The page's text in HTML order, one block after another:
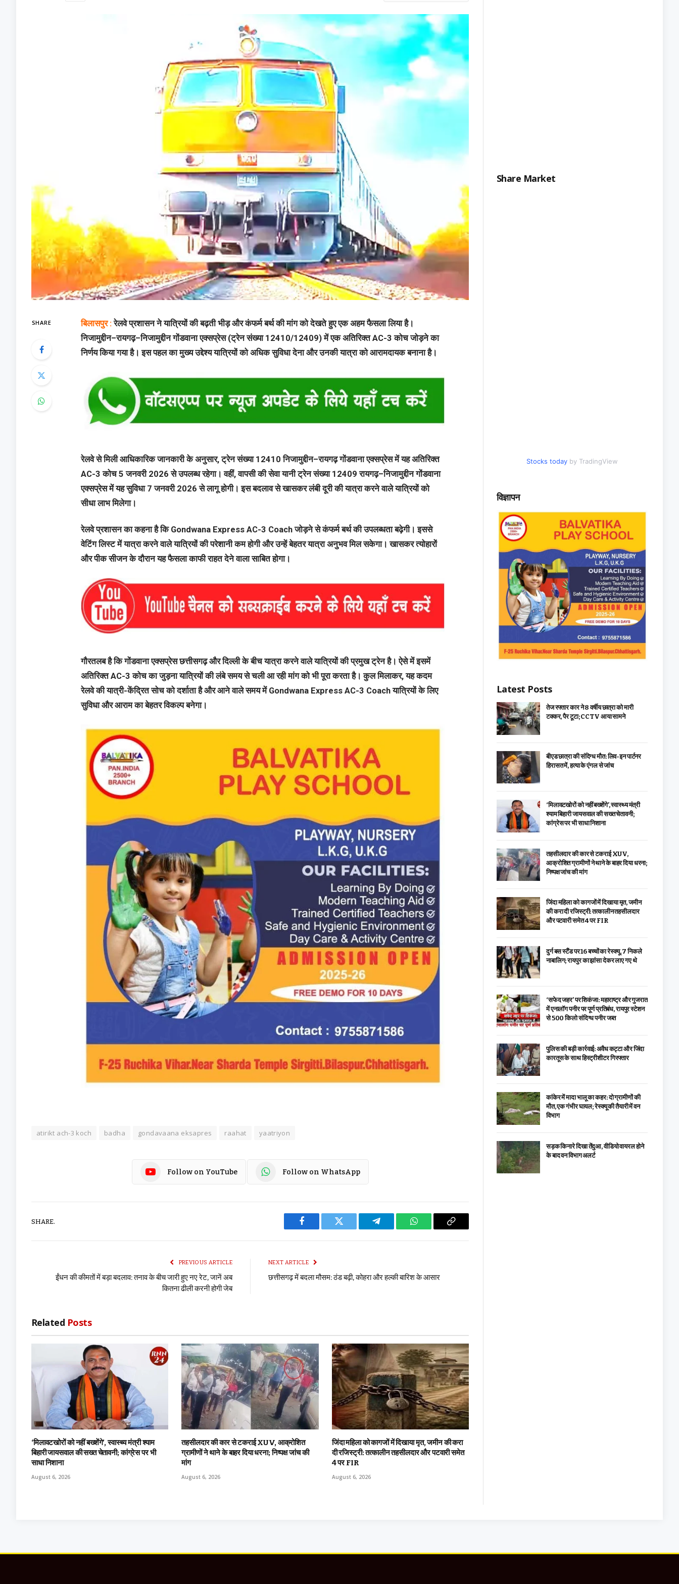
SHARE बिलासपुर :रेलवे प्रशासन ने यात्रियों की बढ़ती भीड़ और कंफर्म बर्थ की मांग को देखते हुए एक अहम फैसला लिया है।
निजामुद्दीन–रायगढ़–निजामुद्दीन गोंडवाना एक्सप्रेस (ट्रेन संख्या 12410/12409) में एक अतिरिक्त AC-3 कोच जोड़ने का
निर्णय किया गया है। इस पहल का मुख्य उद्देश्य यात्रियों को अधिक सुविधा देना और उनकी यात्रा को आरामदायक बनाना है।
रेलवे से मिली आधिकारिक जानकारी के अनुसार, ट्रेन संख्या 12410 निजामुद्दीन–रायगढ़ गोंडवाना एक्सप्रेस में यह अतिरिक्त
AC-3 कोच 5 जनवरी 2026 से उपलब्ध रहेगा। वहीं, वापसी की सेवा यानी ट्रेन संख्या 12409 रायगढ़–निजामुद्दीन गोंडवाना
एक्सप्रेस में यह सुविधा 7 जनवरी 2026 से लागू होगी। इस बदलाव से खासकर लंबी दूरी की यात्रा करने वाले यात्रियों को
सीधा लाभ मिलेगा।
रेलवे प्रशासन का कहना है कि Gondwana Express AC-3 Coach जोड़ने से कंफर्म बर्थ की उपलब्धता बढ़ेगी। इससे
वेटिंग लिस्ट में यात्रा करने वाले यात्रियों की परेशानी कम होगी और उन्हें बेहतर यात्रा अनुभव मिल सकेगा। खासकर त्योहारों
और पीक सीजन के दौरान यह फैसला काफी राहत देने वाला साबित होगा।
गौरतलब है कि गोंडवाना एक्सप्रेस छत्तीसगढ़ और दिल्ली के बीच यात्रा करने वाले यात्रियों की प्रमुख ट्रेन है। ऐसे में इसमें
अतिरिक्त AC-3 कोच का जुड़ना यात्रियों की लंबे समय से चली आ रही मांग को भी पूरा करता है। कुल मिलाकर, यह कदम
रेलवे की यात्री-केंद्रित सोच को दर्शाता है और आने वाले समय में Gondwana Express AC-3 Coach यात्रियों के लिए
सुविधा और आराम का बेहतर विकल्प बनेगा।
atirikt ach-3 koch badha gondavaana eksapres raahat yaatriyon
Follow on YouTube Follow on WhatsApp
SHARE.
Facebook Twitter Telegram WhatsAppCopy
PREVIOUS ARTICLE
ईंधन की कीमतों में बड़ा बदलाव: तनाव के बीच जारी हुए नए रेट, जानें अब
कितना ढीली करनी होगी जेब
NEXT ARTICLE
छत्तीसगढ़ में बदला मौसम: ठंड बढ़ी, कोहरा और हल्की बारिश के आसार
Related Posts
‘मिलावटखोरों को नहीं बख्शेंगे’, स्वास्थ्य मंत्री श्याम
बिहारी जायसवाल की सख्त चेतावनी; कांग्रेस पर भी
साधा निशाना
August 6, 2026
तहसीलदार की कार से टकराई XUV, आक्रोशित
ग्रामीणों ने थाने के बाहर दिया धरना; निष्पक्ष जांच की
मांग
August 6, 2026
जिंदा महिला को कागजों में दिखाया मृत, जमीन की करा
दी रजिस्ट्री: तत्कालीन तहसीलदार और पटवारी समेत
4 पर FIR
August 6, 2026
Share Market
Stocks today by TradingView
विज्ञापन
Latest Posts
तेज रफ्तार कार ने 8 वर्षीय छात्रा को मारी
टक्कर, पैर टूटा; CCTV आया सामने
बीएड छात्रा की संदिग्ध मौत: लिव-इन पार्टनर
हिरासत में, हत्या के एंगल से जांच
‘मिलावटखोरों को नहीं बख्शेंगे’, स्वास्थ्य मंत्री
श्याम बिहारी जायसवाल की सख्त चेतावनी;
कांग्रेस पर भी साधा निशाना
तहसीलदार की कार से टकराई XUV,
आक्रोशित ग्रामीणों ने थाने के बाहर दिया धरना;
निष्पक्ष जांच की मांग
जिंदा महिला को कागजों में दिखाया मृत, जमीन
की करा दी रजिस्ट्री: तत्कालीन तहसीलदार
और पटवारी समेत 4 पर FIR
दुर्ग बस स्टैंड पर 16 बच्चों का रेस्क्यू, 7 निकले
नाबालिग; रायपुर का झांसा देकर लाए गए थे
‘सफेद जहर’ पर शिकंजा: महाराष्ट्र और गुजरात
में एनालॉग पनीर पर पूर्ण प्रतिबंध, रायपुर स्टेशन
से 500 किलो संदिग्ध पनीर जब्त
पुलिस की बड़ी कार्रवाई: अवैध कट्टा और जिंदा
कारतूस के साथ हिस्ट्रीशीटर गिरफ्तार
कांकेर में मादा भालू का कहर: दो ग्रामीणों की
मौत, एक गंभीर घायल; रेस्क्यू की तैयारी में वन
विभाग
सड़क किनारे दिखा तेंदुआ, वीडियो वायरल होने
के बाद वन विभाग अलर्ट